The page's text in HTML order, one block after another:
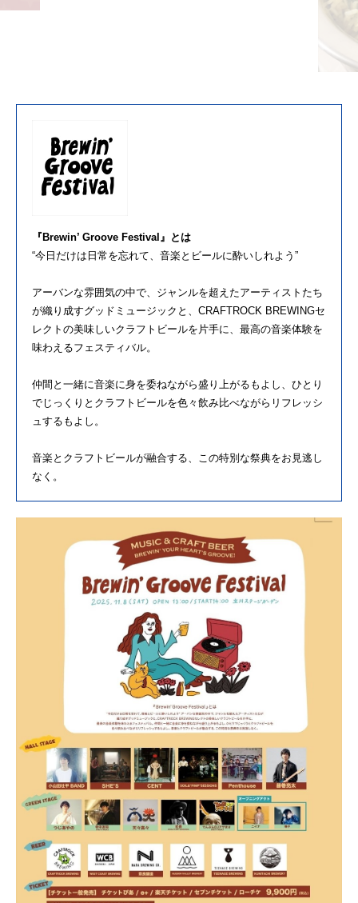
『Brewin’ Groove Festival』とは
“今日だけは日常を忘れて、音楽とビールに酔いしれよう”
アーバンな雰囲気の中で、ジャンルを超えたアーティストたち
が織り成すグッドミュージックと、CRAFTROCK BREWINGセ
レクトの美味しいクラフトビールを片手に、最高の音楽体験を
味わえるフェスティバル。
仲間と一緒に音楽に身を委ねながら盛り上がるもよし、ひとり
でじっくりとクラフトビールを色々飲み比べながらリフレッシ
ュするもよし。
音楽とクラフトビールが融合する、この特別な祭典をお見逃し
なく。